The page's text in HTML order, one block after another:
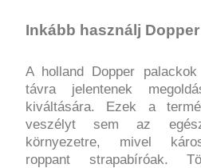
Inkább használj
A holland Dopper
távra jelentenek
kiváltására. Ezek a
veszélyt sem az
környezetre, mivel
roppant strapabíróak.